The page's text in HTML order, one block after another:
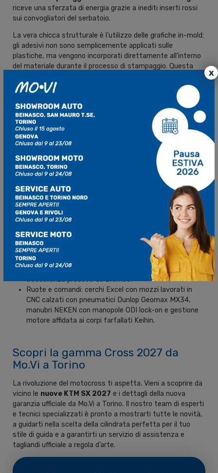
riceve una sferzata di energia grazie a inediti inserti rossi
sui convogliatori del serbatoio.
La vera chicca strutturale è l’utilizzo delle grafiche in-mold:
gli adesivi non sono semplicemente applicati sulle
plastiche, ma vengono incorporati direttamente all’interno
del materiale durante il processo di stampaggio. Questa
all’usura, ai lavaggi ad alta pressione e ai graffi causati dalle
Scheda tecnica d’eccellenza:
componentistica Ready to Race
Sotto il profilo meccanico e ciclistico, KTM conferma la
dotazione premium che rende queste moto vincenti fin da
Telaio: struttura in acciaio idroformato e tagliato al
laser per garantire il perfetto mix tra rigidità e
feedback di guida.
Sospensioni: comparto WP XACT completamente
regolabile, dotato di tarature specifiche e dedicate per
ciascuno dei nove modelli.
Trasmissione e freni: cambi ad altissima precisione
firmati Pankl, abbinati a frizioni e impianti frenanti
d’eccellenza prodotti da Brembo.
Ruote e comandi: cerchi Excel con mozzi lavorati in
CNC calzati con pneumatici Dunlop Geomax MX34,
manubri NEKEN con manopole ODI lock-on e gestione
motore affidata ai corpi farfallati Keihin.
Scopri la gamma Cross 2027 da
Mo.Vi a Torino
La rivoluzione del motocross ti aspetta. Vieni a scoprire da
vicino le nuove KTM SX 2027 e i dettagli della nuova
garanzia ufficiale da Mo.Vi a Torino. Il nostro team di esperti
e tecnici specializzati è pronto a mostrarti tutte le novità,
a guidarti nella scelta della cilindrata perfetta per il tuo
stile di guida e a garantirti un servizio di assistenza e
tagliandi ufficiale a regola d’arte.
x